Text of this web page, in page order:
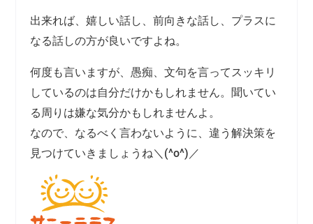
出来れば、嬉しい話し、前向きな話し、プラスに
なる話しの方が良いですよね。
何度も言いますが、愚痴、文句を言ってスッキリ
しているのは自分だけかもしれません。聞いてい
る周りは嫌な気分かもしれませんよ。
なので、なるべく言わないように、違う解決策を
見つけていきましょうね＼(^o^)／